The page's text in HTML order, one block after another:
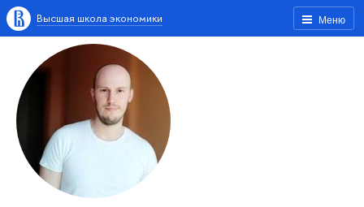
Меню
Высшая школа экономики